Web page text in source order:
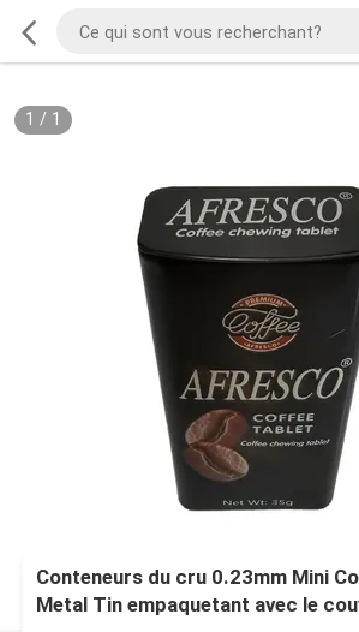
1 / 1
Conteneurs du cru 0.23mm Mini
Metal Tin empaquetant avec le